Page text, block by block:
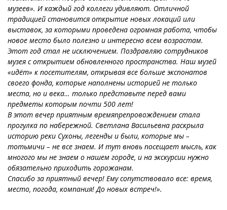
музеев». И каждый год коллеги удивляют. Отличной
традицией становится открытие новых локаций или
выставок, за которыми проведена огромная работа, чтобы
новое место было полезно и интересно всем возрастам.
Этот год стал не исключением. Поздравляю сотрудников
музея с открытием обновленного пространства. Наш музей
«идёт» к посетителям, открывая все больше экспонатов
своего фонда, которые наполнены историей не только
места, но и века… только представьте перед вами
предметы которым почти 500 лет!
В этот вечер приятным времяпрепровождением стала
прогулка по набережной. Светлана Васильевна раскрыла
историю реки Сухоны, легенды и были, которые мы –
тотьмичи – не все знаем. И тут вновь посещает мысль, как
многого мы не знаем о нашем городе, и на экскурсии нужно
обязательно приходить горожанам.
Спасибо за приятный вечер! Ему сопутствовало все: время,
место, погода, компания! До новых встреч!».